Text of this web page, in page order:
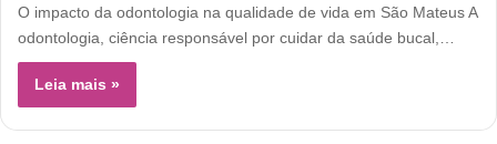
O impacto da odontologia na qualidade de vida em São Mateus A
odontologia, ciência responsável por cuidar da saúde bucal,…
Leia mais »